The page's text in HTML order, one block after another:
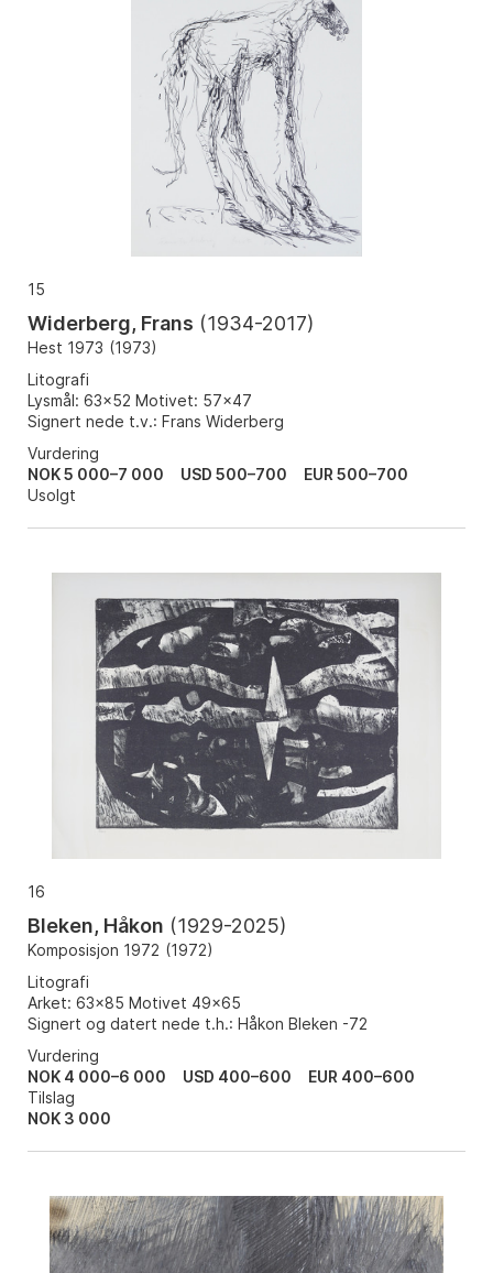
15
Widerberg, Frans (1934-2017)
Hest 1973 (1973)
Litografi
Lysmål: 63x52 Motivet: 57x47
Signert nede t.v.: Frans Widerberg
Vurdering
NOK 5 000–7 000
USD 500–700
EUR 500–700
Usolgt
16
Bleken, Håkon (1929-2025)
Komposisjon 1972 (1972)
Litografi
Arket: 63x85 Motivet 49x65
Signert og datert nede t.h.: Håkon Bleken -72
Vurdering
NOK 4 000–6 000
USD 400–600
EUR 400–600
Tilslag
NOK 3 000